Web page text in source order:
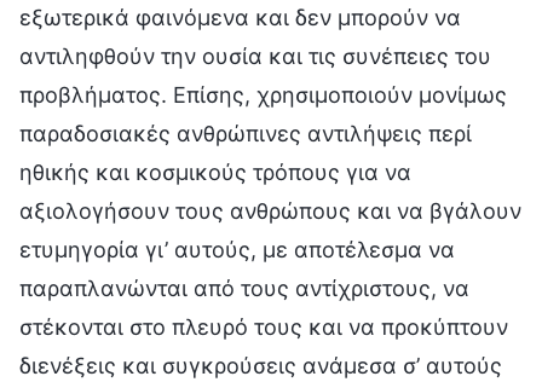
εξωτερικά φαινόμενα και δεν μπορούν να
αντιληφθούν την ουσία και τις συνέπειες του
προβλήματος. Επίσης, χρησιμοποιούν μονίμως
παραδοσιακές ανθρώπινες αντιλήψεις περί
ηθικής και κοσμικούς τρόπους για να
αξιολογήσουν τους ανθρώπους και να βγάλουν
ετυμηγορία γι’ αυτούς, με αποτέλεσμα να
παραπλανώνται από τους αντίχριστους, να
στέκονται στο πλευρό τους και να προκύπτουν
διενέξεις και συγκρούσεις ανάμεσα σ’ αυτούς